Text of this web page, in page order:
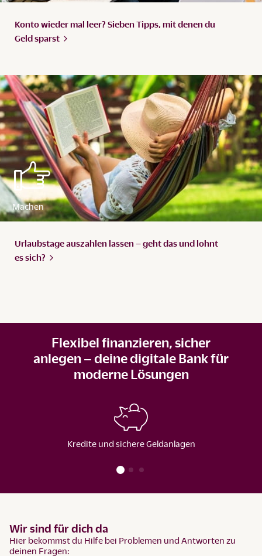
Konto wieder mal leer? Sieben Tipps, mit denen du
Geldsparst
Urlaubstage auszahlen lassen – geht das und lohnt
essich?
Flexibel finanzieren, sicher
anlegen – deine digitale Bank für
moderne Lösungen
Kredite und sichere Geldanlagen
Wir sind für dich da
Hier bekommst du Hilfe bei Problemen und Antworten zu
deinen Fragen: